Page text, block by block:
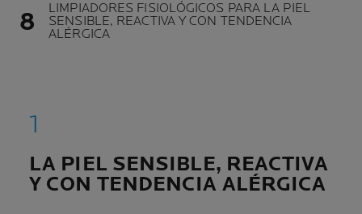
LIMPIADORES FISIOLÓGICOS PARA LA PIEL
SENSIBLE, REACTIVA Y CON TENDENCIA
ALÉRGICA
LA PIEL SENSIBLE, REACTIVA
Y CON TENDENCIA ALÉRGICA